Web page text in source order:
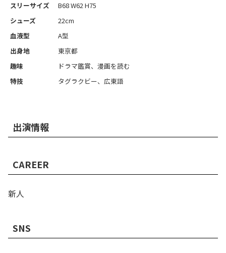
スリーサイズ
B68 W62 H75
シューズ
22cm
血液型
A型
出身地
東京都
趣味
ドラマ鑑賞、漫画を読む
特技
タグラクビー、広東語
出演情報
CAREER
新人
SNS